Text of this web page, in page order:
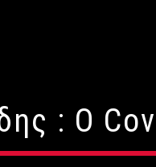
: Ο